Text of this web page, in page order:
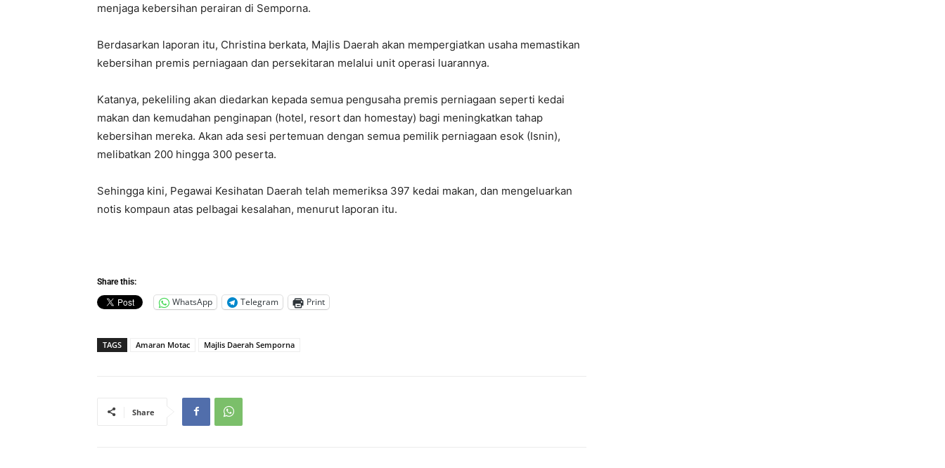
menjaga kebersihan perairan di Semporna.
Berdasarkan laporan itu, Christina berkata, Majlis Daerah akan mempergiatkan usaha memastikan
kebersihan premis perniagaan dan persekitaran melalui unit operasi luarannya.
Katanya, pekeliling akan diedarkan kepada semua pengusaha premis perniagaan seperti kedai
makan dan kemudahan penginapan (hotel, resort dan homestay) bagi meningkatkan tahap
kebersihan mereka. Akan ada sesi pertemuan dengan semua pemilik perniagaan esok (Isnin),
melibatkan 200 hingga 300 peserta.
Sehingga kini, Pegawai Kesihatan Daerah telah memeriksa 397 kedai makan, dan mengeluarkan
notis kompaun atas pelbagai kesalahan, menurut laporan itu.
Share this:
WhatsApp Telegram Print
TAGS Amaran Motac Majlis Daerah Semporna
Share